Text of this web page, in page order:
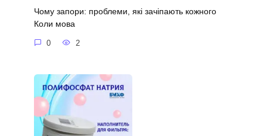
Чому запори: проблеми, які зачіпають кожного
Коли мова
0 2